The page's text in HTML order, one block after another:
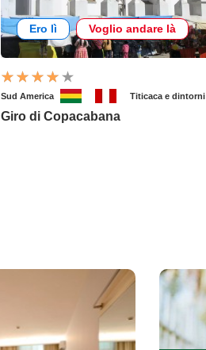
Ero lì Voglio andare là
Sud America Titicaca e dintorni
Giro di Copacabana